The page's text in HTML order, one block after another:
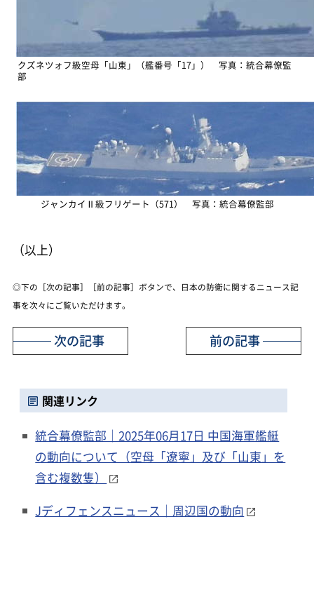
クズネツォフ級空母「山東」（艦番号「17」） 写真：統合幕僚監
部
ジャンカイⅡ級フリゲート（571） 写真：統合幕僚監部
（以上）
◎下の［次の記事］［前の記事］ボタンで、日本の防衛に関するニュース記
事を次々にご覧いただけます。
前の記事
次の記事
関連リンク
統合幕僚監部｜2025年06月17日 中国海軍艦艇
の動向について（空母「遼寧」及び「山東」を
含む複数隻）
Jディフェンスニュース｜周辺国の動向